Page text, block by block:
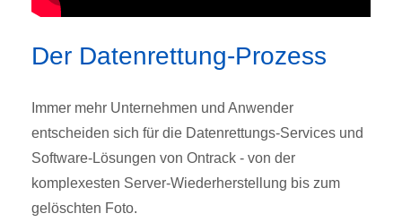
Der Datenrettung-Prozess
Immer mehr Unternehmen und Anwender
entscheiden sich für die Datenrettungs-Services und
Software-Lösungen von Ontrack - von der
komplexesten Server-Wiederherstellung bis zum
gelöschten Foto.